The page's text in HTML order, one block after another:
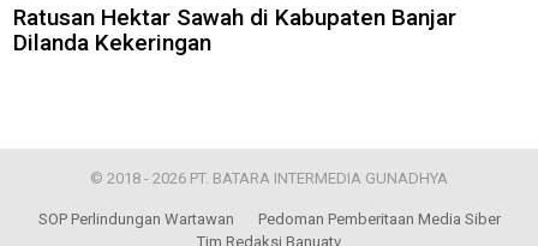
Ratusan Hektar Sawah di Kabupaten Banjar
Dilanda Kekeringan
© 2018 - 2026 PT. BATARA INTERMEDIA GUNADHYA
SOP Perlindungan Wartawan
Pedoman Pemberitaan Media Siber
Tim Redaksi Banuatv